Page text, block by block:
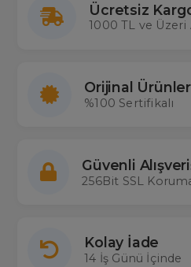
Ücretsiz
1000 TL ve Üzeri
Orijinal Ürünler
%100 Sertifikalı
Güvenli
256Bit SSL
Kolay İade
14 İş Günü İçinde